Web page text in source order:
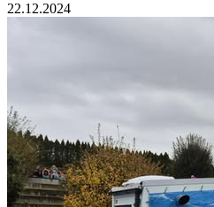
22.12.2024